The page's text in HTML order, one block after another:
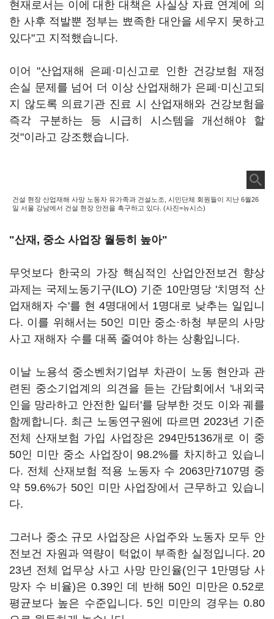
현재로서는 이에 대한 대책은 사실상 자료 연계에 의
한 사후 적발뿐 정부는 뾰족한 대안을 세우지 못하고
있다"고 지적했습니다.
이어 "산업재해 은폐·미신고로 인한 건강보험 재정
손실 문제를 넘어 더 이상 산업재해가 은폐·미신고되
지 않도록 의료기관 진료 시 산업재해와 건강보험을
즉각 구분하는 등 시급히 시스템을 개선해야 할
것"이라고 강조했습니다.
건설 현장 산업재해 사망 노동자 유가족과 건설노조, 시민단체 회원들이 지난 6월26
일 서울 강남에서 건설 현장 안전을 촉구하고 있다. (사진=뉴시스)
"산재, 중소 사업장 월등히 높아"
무엇보다 한국의 가장 핵심적인 산업안전보건 향상
과제는 국제노동기구(ILO) 기준 10만명당 '치명적 산
업재해자 수'를 현 4명대에서 1명대로 낮추는 일입니
다. 이를 위해서는 50인 미만 중소·하청 부문의 사망
사고 재해자 수를 대폭 줄여야 하는 상황입니다.
이날 노용석 중소벤처기업부 차관이 노동 현안과 관
련된 중소기업계의 의견을 듣는 간담회에서 '내외국
인을 망라하고 안전한 일터'를 당부한 것도 이와 궤를
함께합니다. 최근 노동연구원에 따르면 2023년 기준
전체 산재보험 가입 사업장은 294만5136개로 이 중
50인 미만 중소 사업장이 98.2%를 차지하고 있습니
다. 전체 산재보험 적용 노동자 수 2063만7107명 중
약 59.6%가 50인 미만 사업장에서 근무하고 있습니
다.
그러나 중소 규모 사업장은 사업주와 노동자 모두 안
전보건 자원과 역량이 턱없이 부족한 실정입니다. 20
23년 전체 업무상 사고 사망 만인율(인구 1만명당 사
망자 수 비율)은 0.39인 데 반해 50인 미만은 0.52로
평균보다 높은 수준입니다. 5인 미만의 경우는 0.80